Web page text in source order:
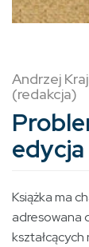
Andrzej
(redakcja)
edycja
Książka ma
adresowana